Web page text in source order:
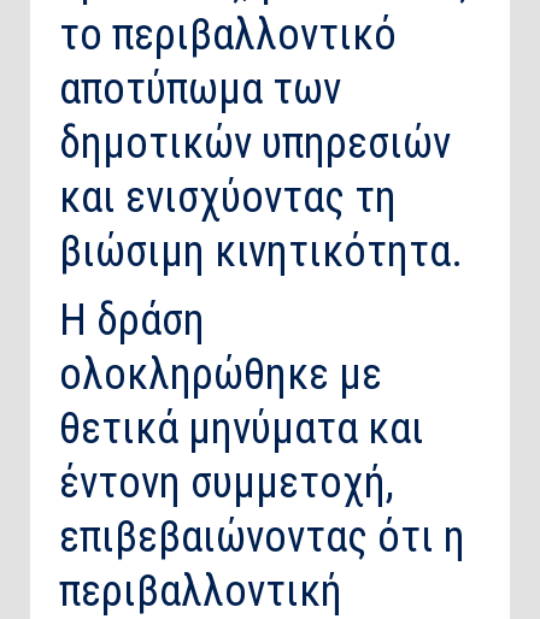
το περιβαλλοντικό
αποτύπωμα των
δημοτικών υπηρεσιών
και ενισχύοντας τη
βιώσιμη κινητικότητα.
Η δράση
ολοκληρώθηκε με
θετικά μηνύματα και
έντονη συμμετοχή,
επιβεβαιώνοντας ότι η
περιβαλλοντική